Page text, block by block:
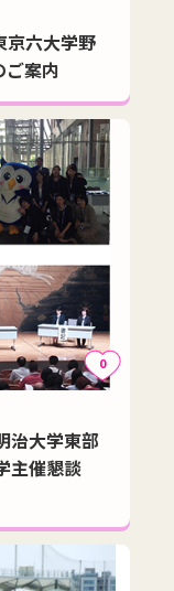
京六大学野
案内
0
治大学東部
主催懇談